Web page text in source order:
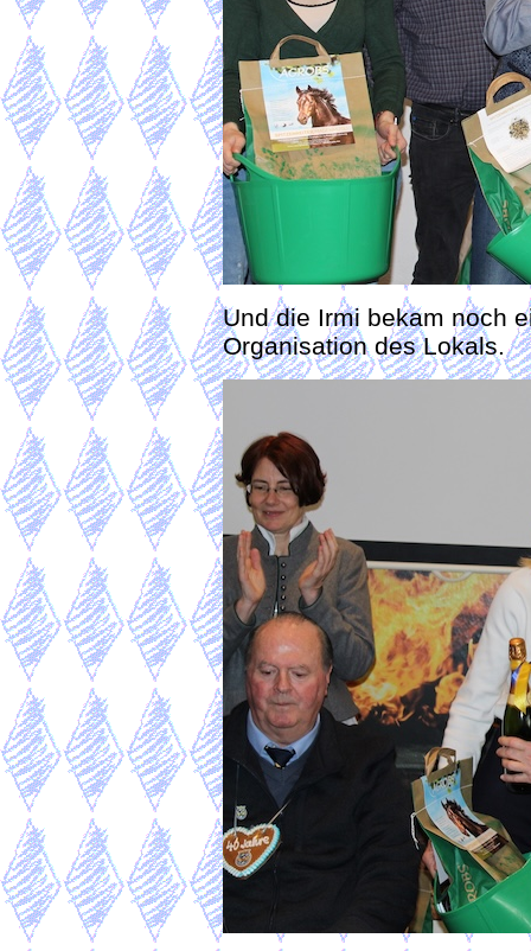
Und die Irmi bekam noch
Organisation des Lokals.